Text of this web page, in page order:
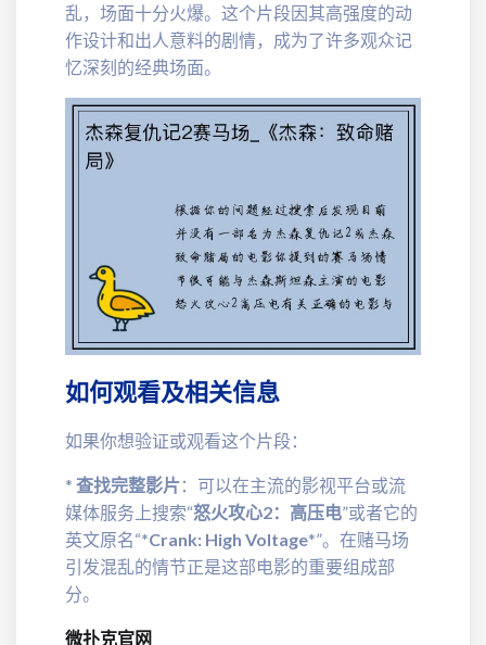
乱，场面十分火爆。这个片段因其高强度的动
作设计和出人意料的剧情，成为了许多观众记
忆深刻的经典场面。
如何观看及相关信息
如果你想验证或观看这个片段：
* 查找完整影片 ：可以在主流的影视平台或流
媒体服务上搜索“怒火攻心2：高压电”或者它的
英文原名“*Crank: High Voltage*”。在赌马场
引发混乱的情节正是这部电影的重要组成部
分。
微扑克官网